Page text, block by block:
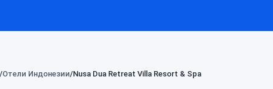
Отели Индонезии Nusa Dua Retreat Villa Resort & Spa